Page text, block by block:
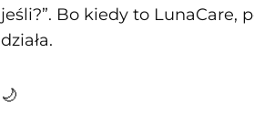
jeśli?”. Bo kiedy to LunaCare,
działa.
🌙